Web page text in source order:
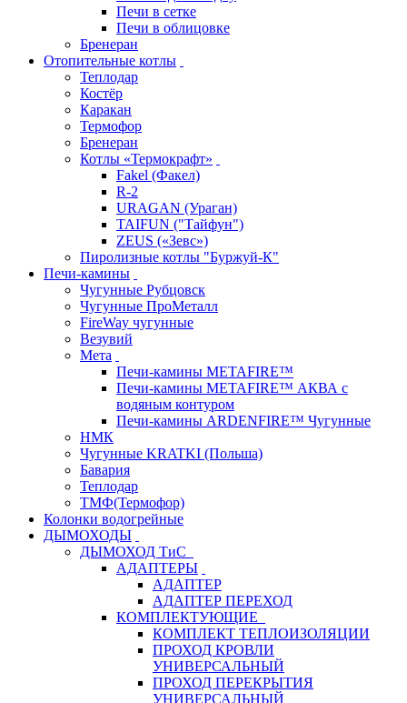
Печи в сетке
Печи в облицовке
Бренеран
Отопительные котлы
Теплодар
Костёр
Каракан
Термофор
Бренеран
Котлы «Термокрафт»
Fakel (Факел)
R-2
URAGAN (Ураган)
TAIFUN ("Тайфун")
ZEUS («Зевс»)
Пиролизные котлы "Буржуй-К"
Печи-камины
Чугунные Рубцовск
Чугунные ПроМеталл
FireWay чугунные
Везувий
Мета
Печи-камины METAFIRE™
Печи-камины METAFIRE™ АКВА с
водяным контуром
Печи-камины ARDENFIRE™ Чугунные
НМК
Чугунные KRATKI (Польша)
Бавария
Теплодар
ТМФ(Термофор)
Колонки водогрейные
ДЫМОХОДЫ
ДЫМОХОД ТиС
АДАПТЕРЫ
АДАПТЕР
АДАПТЕР ПЕРЕХОД
КОМПЛЕКТУЮЩИЕ
КОМПЛЕКТ ТЕПЛОИЗОЛЯЦИИ
ПРОХОД КРОВЛИ
УНИВЕРСАЛЬНЫЙ
ПРОХОД ПЕРЕКРЫТИЯ
УНИВЕРСАЛЬНЫЙ